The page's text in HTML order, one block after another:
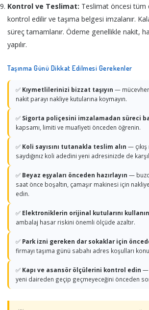
Kontrol ve Teslimat: Teslimat öncesi tüm
kontrol edilir ve taşıma belgesi imzalanır.
süreç tamamlanır. Ödeme genellikle nakit,
yapılır.
Taşınma Günü Dikkat Edilmesi Gerekenler
✅ Kıymetlilerinizi bizzat taşıyın —
nakit parayı nakliye kutularına koymayın.
✅ Sigorta poliçesini imzalamadan süreci
kapsamı, limiti ve muafiyeti önceden öğrenin.
✅ Koli sayısını tutanakla teslim alın —
saydığınız koli adedini yeni adresinizde de
✅ Beyaz eşyaları önceden hazırlayın —
saat önce boşaltın, çamaşır makinesi için
edin.
✅ Elektroniklerin orijinal kutularını kullanın
ambalaj hasar riskini önemli ölçüde azaltır.
✅ Park izni gereken dar sokaklar için
firmayı taşıma günü sabahı adres koşulları
✅ Kapı ve asansör ölçülerini kontrol edin —
yeni daireden geçip geçmeyeceğini önceden